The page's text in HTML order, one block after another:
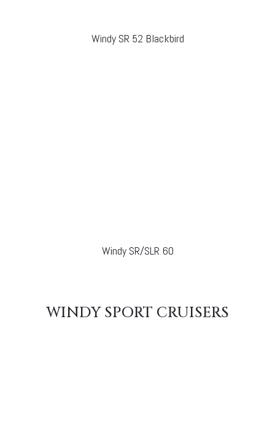
Windy SR 52 Blackbird
Windy SR/SLR 60
WINDY SPORT CRUISERS